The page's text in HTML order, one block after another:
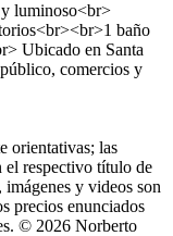
luminoso<br>
baño
Ubicado en Santa
comercios y
orientativas; las
el respectivo título de
y videos son
precios enunciados
© 2026 Norberto